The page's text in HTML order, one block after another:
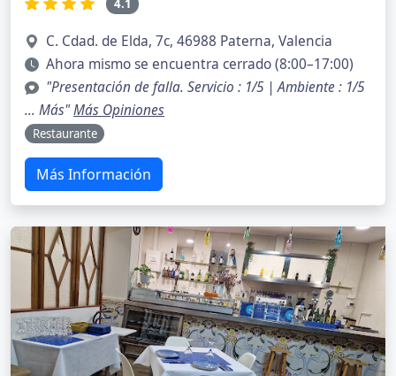
4.1
C. Cdad. de Elda, 7c, 46988 Paterna, Valencia
Ahora mismo se encuentra cerrado (8:00–17:00)
"Presentación de falla. Servicio : 1/5 | Ambiente : 1/5
… Más"Más Opiniones
Restaurante
Más Información